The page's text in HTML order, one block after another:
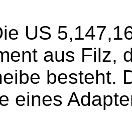
US
aus Filz,
besteht.
eines